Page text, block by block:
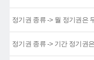
정기권 종류 -> 월 정기권은
정기권 종류 -> 기간 정기권